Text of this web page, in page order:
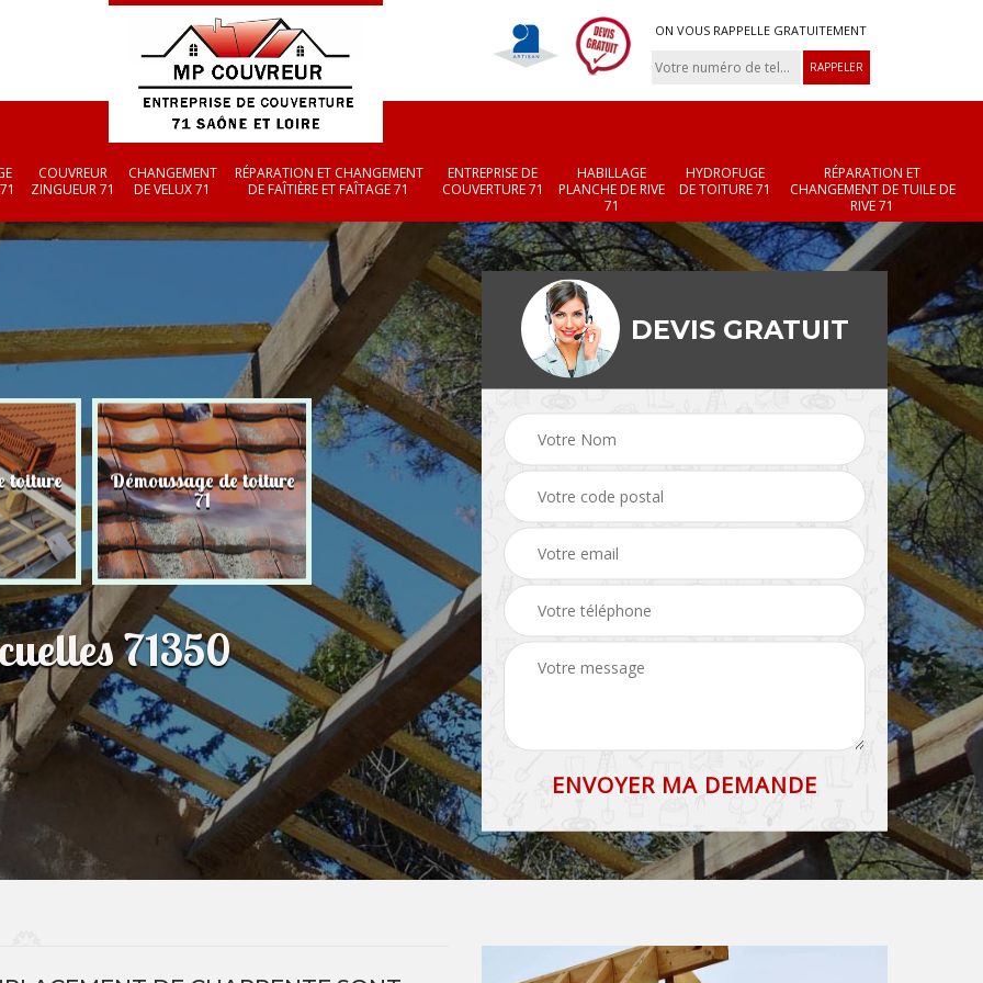
ON VOUS RAPPELLE GRATUITEMENT
COUVREUR
ZINGUEUR 71
CHANGEMENT
DE VELUX 71
RÉPARATION ET CHANGEMENT
DE FAÎTIÈRE ET FAÎTAGE 71
ENTREPRISE DE
COUVERTURE 71
HABILLAGE
PLANCHE DE RIVE
71
HYDROFUGE
DE TOITURE 71
RÉPARATION ET
CHANGEMENT DE TUILE DE
RIVE 71
toiture Démoussage de toiture
71 Couvreur zingueur 71 71
Réparation et
changement de
et faîtage 71
71350
DEVIS GRATUIT